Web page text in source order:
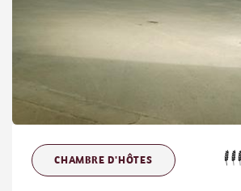
CHAMBRE D'HÔTES